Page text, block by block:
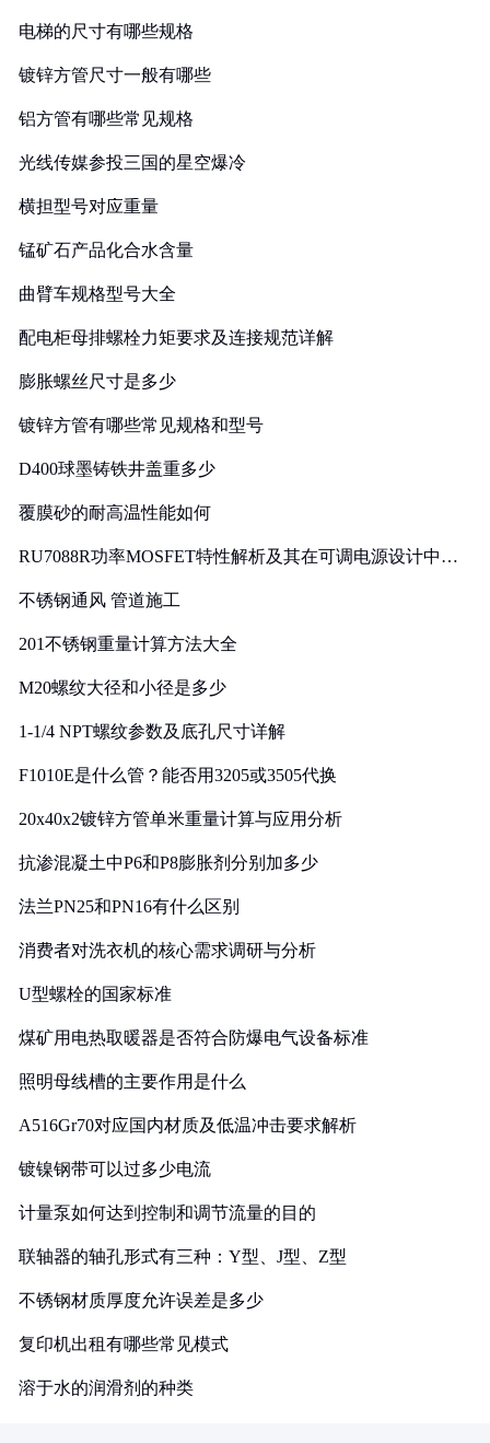
电梯的尺寸有哪些规格
镀锌方管尺寸一般有哪些
铝方管有哪些常见规格
光线传媒参投三国的星空爆冷
横担型号对应重量
锰矿石产品化合水含量
曲臂车规格型号大全
配电柜母排螺栓力矩要求及连接规范详解
膨胀螺丝尺寸是多少
镀锌方管有哪些常见规格和型号
D400球墨铸铁井盖重多少
覆膜砂的耐高温性能如何
RU7088R功率MOSFET特性解析及其在可调电源设计中的
不锈钢通风 管道施工
201不锈钢重量计算方法大全
M20螺纹大径和小径是多少
1-1/4 NPT螺纹参数及底孔尺寸详解
F1010E是什么管？能否用3205或3505代换
20x40x2镀锌方管单米重量计算与应用分析
抗渗混凝土中P6和P8膨胀剂分别加多少
法兰PN25和PN16有什么区别
消费者对洗衣机的核心需求调研与分析
U型螺栓的国家标准
煤矿用电热取暖器是否符合防爆电气设备标准
照明母线槽的主要作用是什么
A516Gr70对应国内材质及低温冲击要求解析
镀镍钢带可以过多少电流
计量泵如何达到控制和调节流量的目的
联轴器的轴孔形式有三种：Y型、J型、Z型
不锈钢材质厚度允许误差是多少
复印机出租有哪些常见模式
溶于水的润滑剂的种类